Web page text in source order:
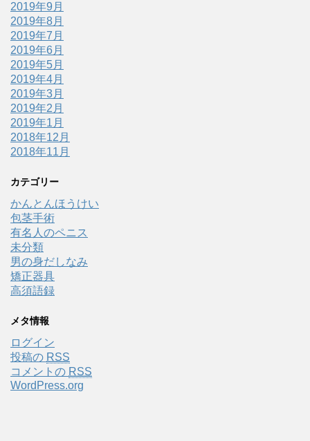
2019年9月
2019年8月
2019年7月
2019年6月
2019年5月
2019年4月
2019年3月
2019年2月
2019年1月
2018年12月
2018年11月
カテゴリー
かんとんほうけい
包茎手術
有名人のペニス
未分類
男の身だしなみ
矯正器具
高須語録
メタ情報
ログイン
投稿の RSS
コメントの RSS
WordPress.org